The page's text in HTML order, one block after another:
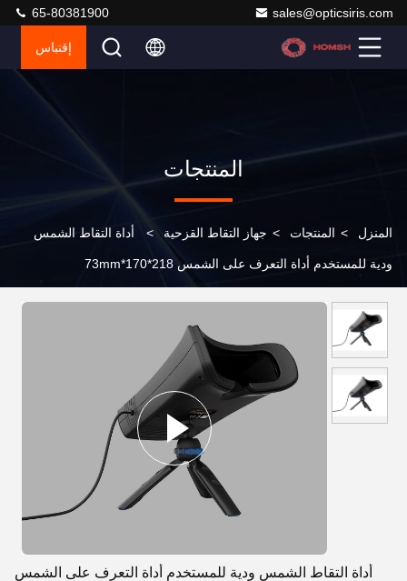
sales@opticsiris.com
65-80381900
إقتباس
المنتجات
المنزل > المنتجات > جهاز التقاط القزحية > أداة التقاط الشمس
ودية للمستخدم أداة التعرف على الشمس 218*170*73mm
أداة التقاط الشمس ودية للمستخدم أداة التعرف على الشمس